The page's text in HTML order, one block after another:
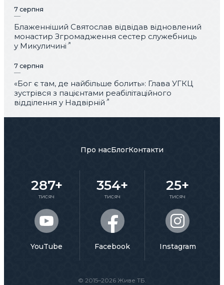
7 серпня
Блаженніший Святослав відвідав відновлений
монастир Згромадження сестер служебниць
у Микуличині
7 серпня
«Бог є там, де найбільше болить»: Глава УГКЦ
зустрівся з пацієнтами реабілітаційного
відділення у Надвірній
© 2015–2026 Живе ТБ.
Про насБлогКонтакти
287+
тисяч
YouTube
354+
тисяч
Facebook
25+
тисяч
Instagram